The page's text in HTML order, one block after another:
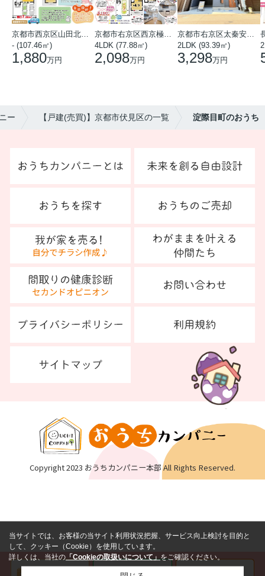
- (107.46㎡)
1,880万円
4LDK (77.88㎡)
2,098万円
2LDK (93.39㎡)
3,298万円
ー 【戸建(売買)】京都市伏見区の一覧 淀際目町のおうち
Copyright 2023 おうちカンパニー本部 All Rights Reserved.
当サイトでは、お客様の当サイト利用状況把握、サービス向上検討を目的と
して、クッキー（Cookie）を使用しています。
詳しくは、当社の 「Cookieの取扱いについて」をご確認ください。